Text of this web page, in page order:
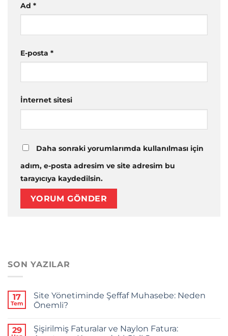
Ad *
E-posta *
İnternet sitesi
Daha sonraki yorumlarımda kullanılması için
adım, e-posta adresim ve site adresim bu
tarayıcıya kaydedilsin.
SON YAZILAR
17
Tem
Site Yönetiminde Şeffaf Muhasebe: Neden
Önemli?
Site
29
Şişirilmiş Faturalar ve Naylon Fatura: